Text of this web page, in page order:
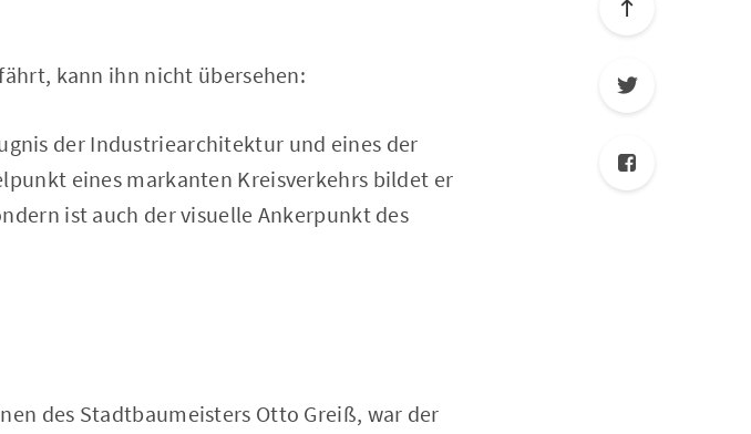
kann ihn nicht übersehen:
der Industriearchitektur und eines der
eines markanten Kreisverkehrs bildet er
ist auch der visuelle Ankerpunkt des
des Stadtbaumeisters Otto Greiß, war der